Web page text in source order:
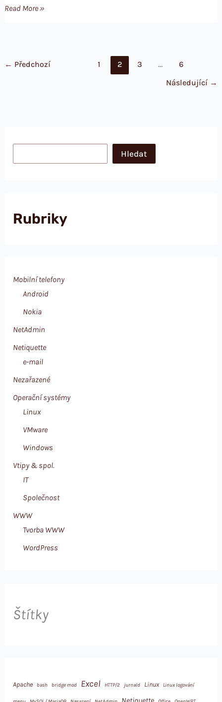
Mirror
Read More »
← Předchozí 1 2 3 …
6
Následující →
Hledat
Rubriky
Mobilní telefony
Android
Nokia
NetAdmin
Netiquette
e-mail
Nezařazené
Operační systémy
Linux
VMware
Windows
Vtipy & spol.
IT
Společnost
WWW
Tvorba WWW
WordPress
Štítky
Apache bash bridge mod Excel HTTP/2 jurnald Linux Linux logování